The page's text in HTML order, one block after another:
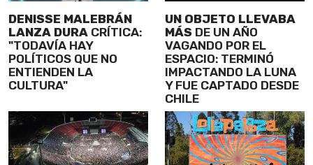
DENISSE MALEBRÁN
LANZA DURA CRÍTICA:
"TODAVÍA HAY
POLÍTICOS QUE NO
ENTIENDEN LA
CULTURA"
UN OBJETO LLEVABA
MÁS DE UN AÑO
VAGANDO POR EL
ESPACIO: TERMINÓ
IMPACTANDO LA LUNA
Y FUE CAPTADO DESDE
CHILE